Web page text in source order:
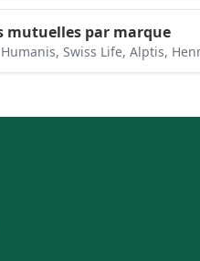
mutuelles par marque
Swiss Life, Alptis,